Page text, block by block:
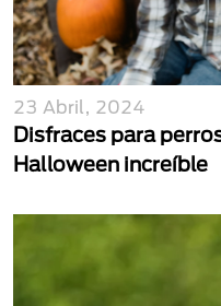
23 Abril, 2024
Disfraces para
Halloween increíble